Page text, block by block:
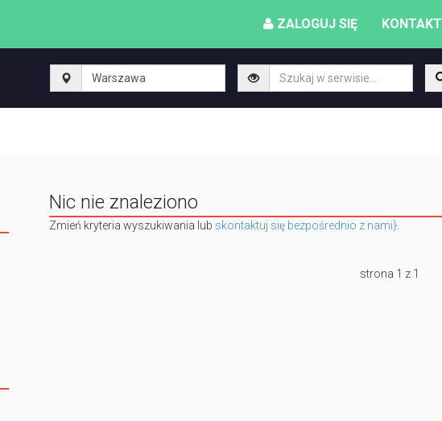
ZALOGUJ SIĘ KONTAKT
Nic nie znaleziono
Zmień kryteria wyszukiwania lub skontaktuj się bezpośrednio z nami}.
strona 1 z 1